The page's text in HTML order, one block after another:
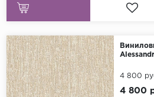
4 800
4 800